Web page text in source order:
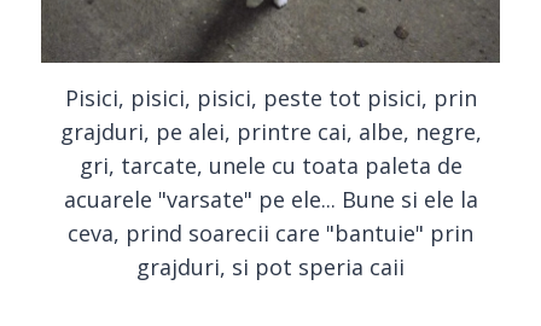
Pisici, pisici, pisici, peste tot pisici, prin
grajduri, pe alei, printre cai, albe, negre,
gri, tarcate, unele cu toata paleta de
acuarele "varsate" pe ele... Bune si ele la
ceva, prind soarecii care "bantuie" prin
grajduri, si pot speria caii